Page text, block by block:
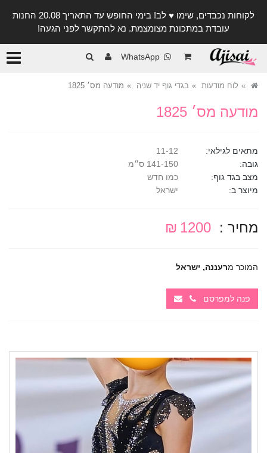
לקוחות נכבדים, שימו ♥️ לב! בימי החופש עד התאריך 20.08 החנות
עובדת במתכונת מצומצמת. נא להתקשר לפני הגעה!
WhatsApp
לוח מודעות בגדי גוף יד שניה מודעה מס׳ 1825
מודעה מס׳ 1825
מתאים לגילאי:
גובה:
מצב בגד גוף:
כמו חדש
מיוצר ב:
ישראל
מחיר : 1200 ₪
המוכר מרעננה, ישראל
פנה למפרסם